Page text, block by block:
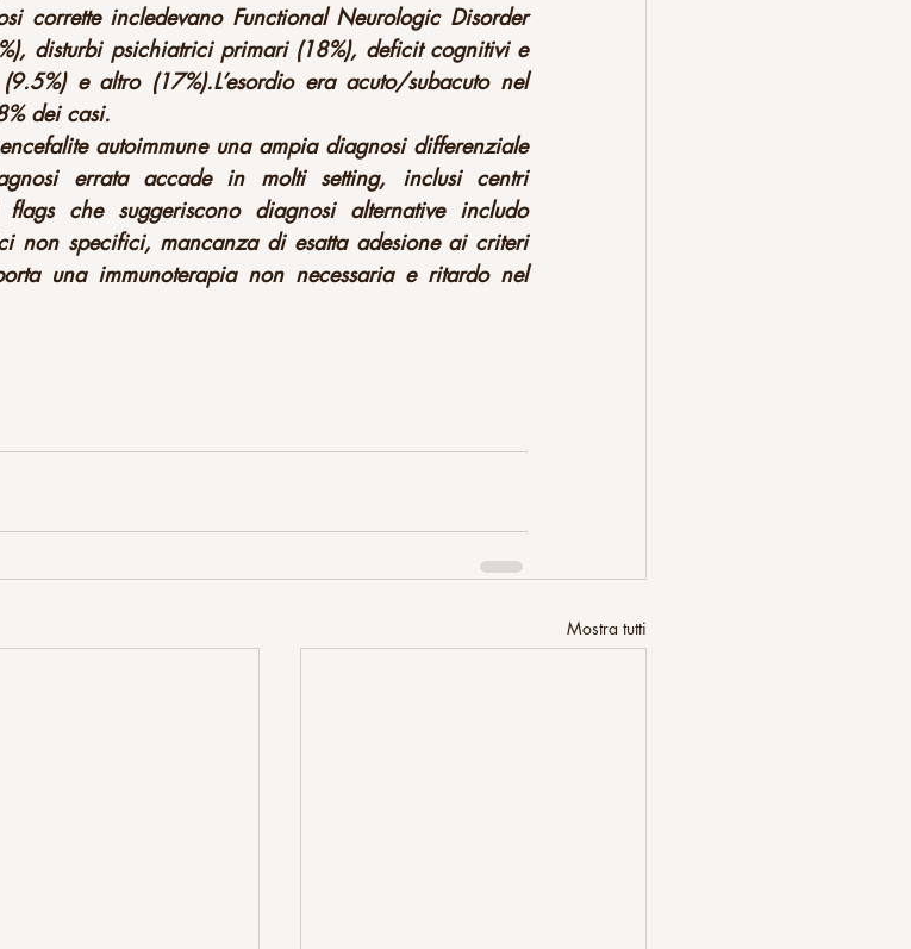
corrette incledevano Functional Neurologic Disorder
disturbi psichiatrici primari (18%), deficit cognitivi e
e altro (17%).L’esordio era acuto/subacuto nel
dei casi.
autoimmune una ampia diagnosi differenziale
errata accade in molti setting, inclusi centri
che suggeriscono diagnosi alternative includo
non specifici, mancanza di esatta adesione ai criteri
una immunoterapia non necessaria e ritardo nel
Mostra tutti